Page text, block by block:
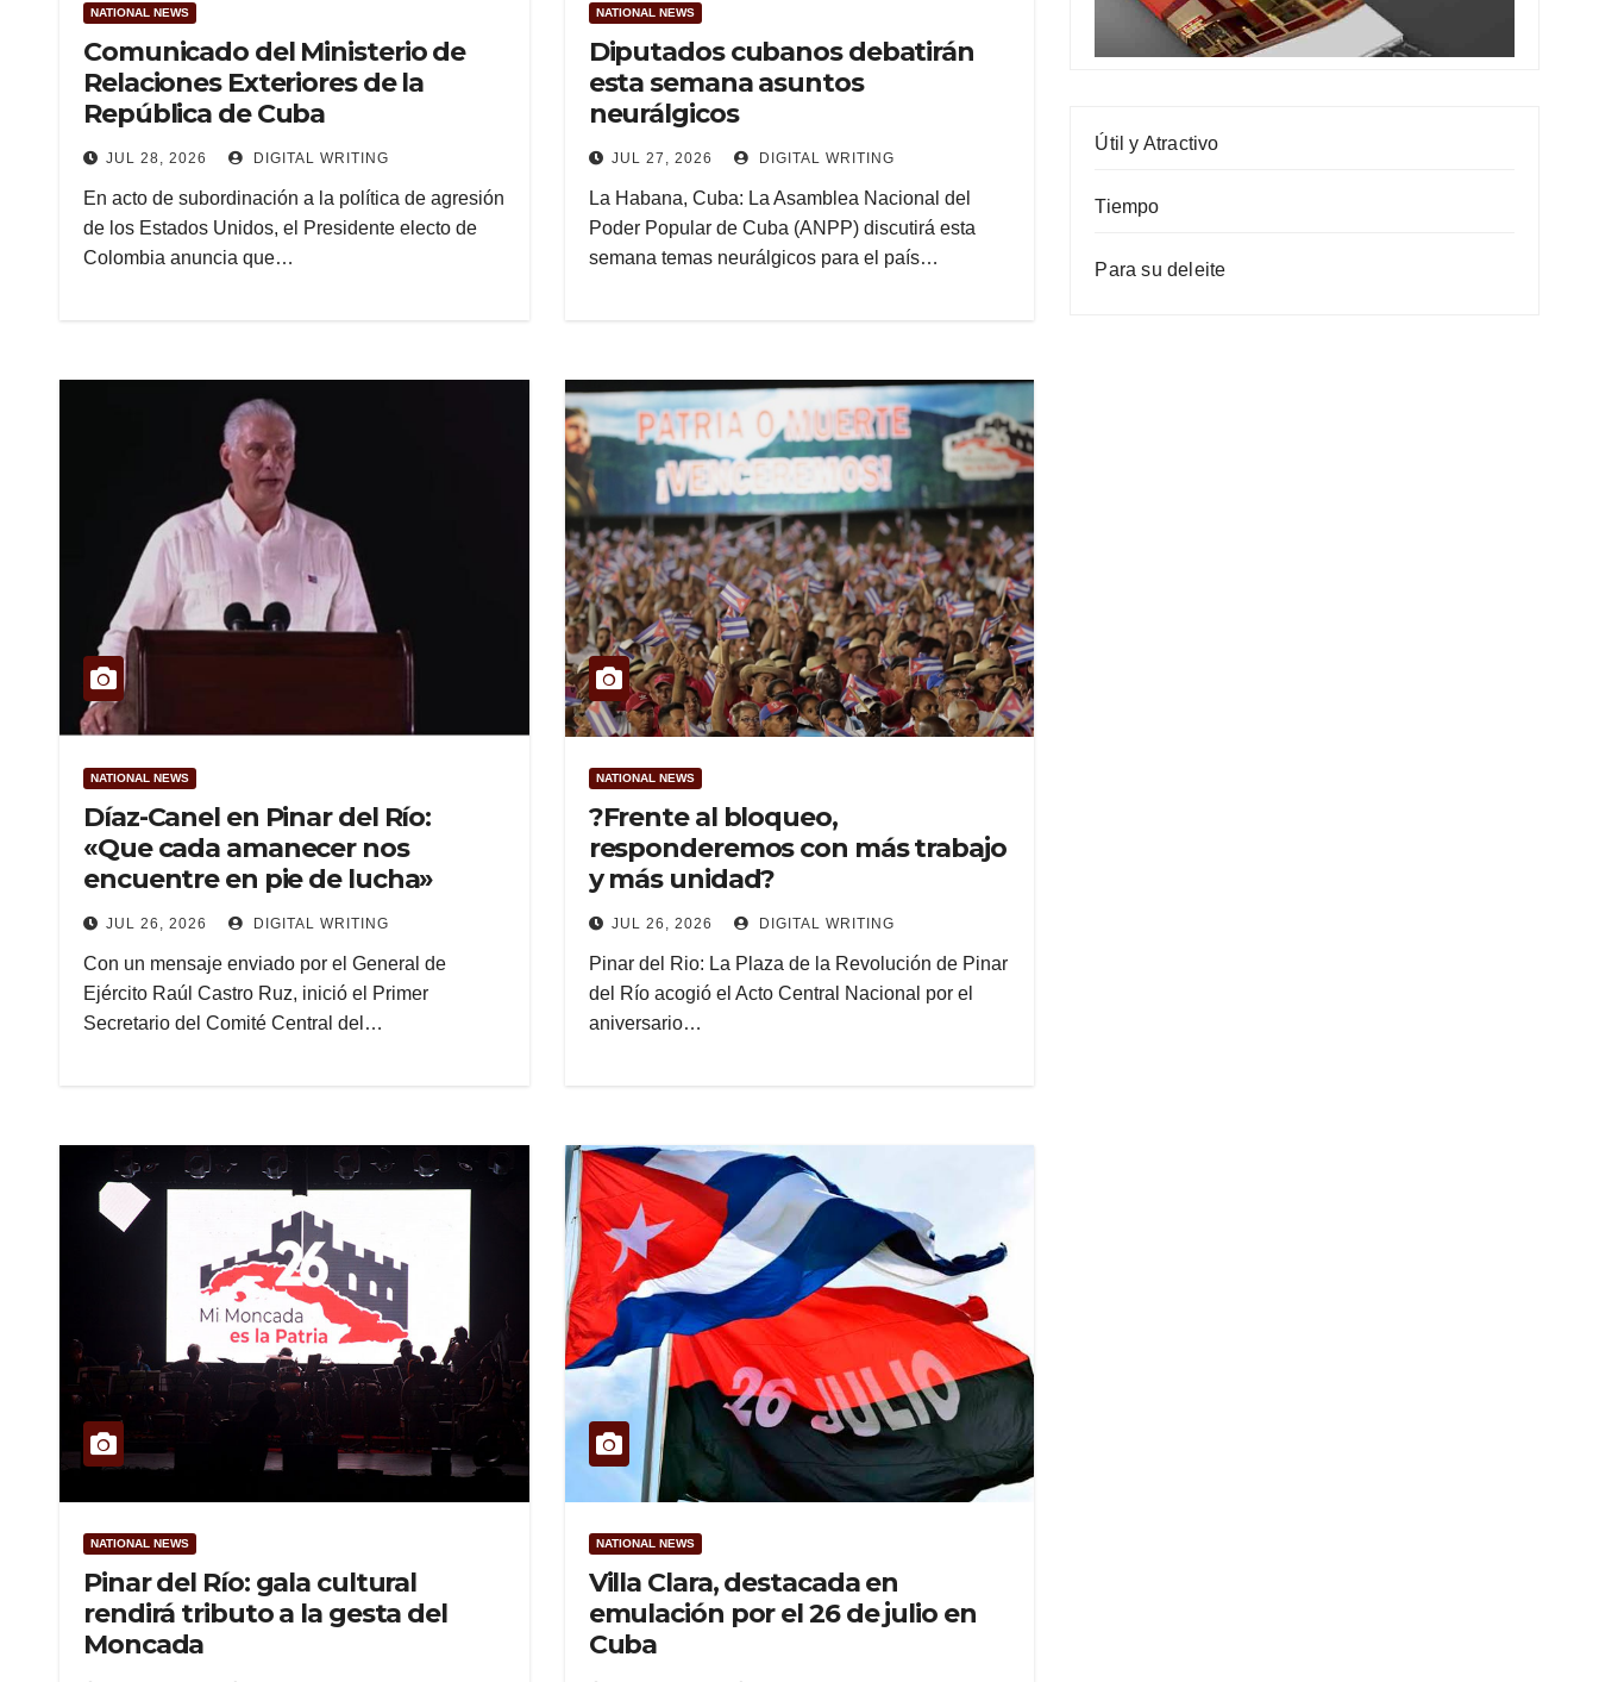
NATIONAL NEWS
Comunicado del Ministerio de
Relaciones Exteriores de la
República de Cuba
JUL 28, 2026 DIGITAL WRITING
En acto de subordinación a la política de agresión
de los Estados Unidos, el Presidente electo de
Colombia anuncia que…
NATIONAL NEWS
Diputados cubanos debatirán
esta semana asuntos
neurálgicos
JUL 27, 2026 DIGITAL WRITING
La Habana, Cuba: La Asamblea Nacional del
Poder Popular de Cuba (ANPP) discutirá esta
semana temas neurálgicos para el país…
NATIONAL NEWS
Díaz-Canel en Pinar del Río:
«Que cada amanecer nos
encuentre en pie de lucha»
JUL 26, 2026 DIGITAL WRITING
Con un mensaje enviado por el General de
Ejército Raúl Castro Ruz, inició el Primer
Secretario del Comité Central del…
NATIONAL NEWS
?Frente al bloqueo,
responderemos con más trabajo
y más unidad?
JUL 26, 2026 DIGITAL WRITING
Pinar del Rio: La Plaza de la Revolución de Pinar
del Río acogió el Acto Central Nacional por el
aniversario…
NATIONAL NEWS
Pinar del Río: gala cultural
rendirá tributo a la gesta del
Moncada
NATIONAL NEWS
Villa Clara, destacada en
emulación por el 26 de julio en
Cuba
Útil y Atractivo
Tiempo
Para su deleite